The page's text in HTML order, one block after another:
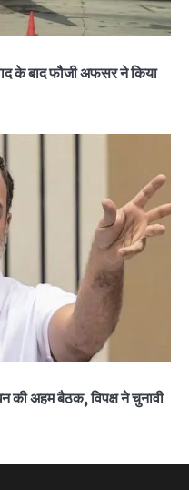
के बाद फौजी अफसर ने किया
की अहम बैठक, विपक्ष ने चुनावी